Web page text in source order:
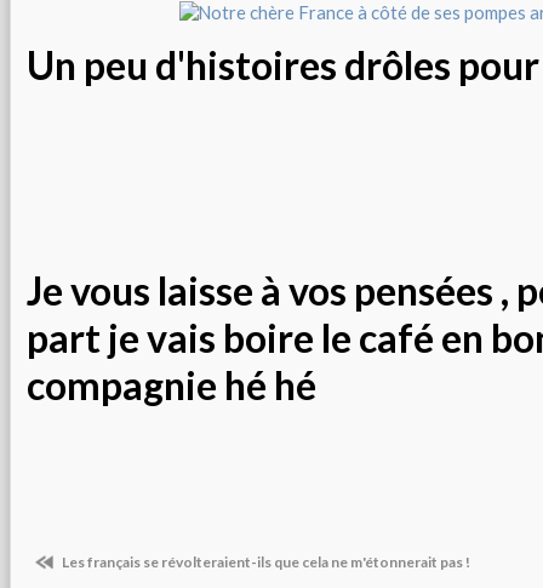
Un peu d'histoires drôles
Je vous laisse à vos pensées ,
part je vais boire le café en
compagnie hé hé
Les français se révolteraient-ils que cela ne m'étonnerait pas !